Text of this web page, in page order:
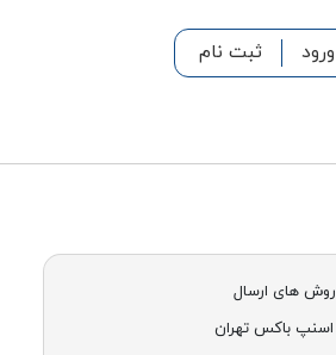
ورود ثبت نام
روش های ارسال
اسنپ باکس تهران